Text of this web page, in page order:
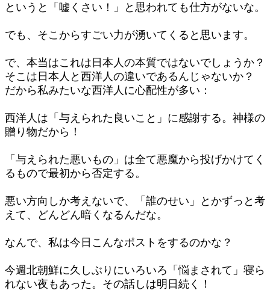
というと「嘘くさい！」と思われても仕方がないな。
でも、そこからすごい力が湧いてくると思います。
で、本当はこれは日本人の本質ではないでしょうか？
そこは日本人と西洋人の違いであるんじゃないか？
だから私みたいな西洋人に心配性が多い：
西洋人は「与えられた良いこと」に感謝する。神様の
贈り物だから！
「与えられた悪いもの」は全て悪魔から投げかけてく
るもので最初から否定する。
悪い方向しか考えないで、「誰のせい」とかずっと考
えて、どんどん暗くなるんだな。
なんで、私は今日こんなポストをするのかな？
今週北朝鮮に久しぶりにいろいろ「悩まされて」寝ら
れない夜もあった。その話しは明日続く！